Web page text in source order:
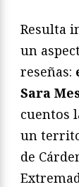
Resulta
un
reseñas:
Sara
cuentos
un
de